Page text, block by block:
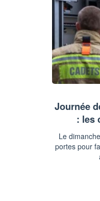
Journée
: les
Le
portes pour